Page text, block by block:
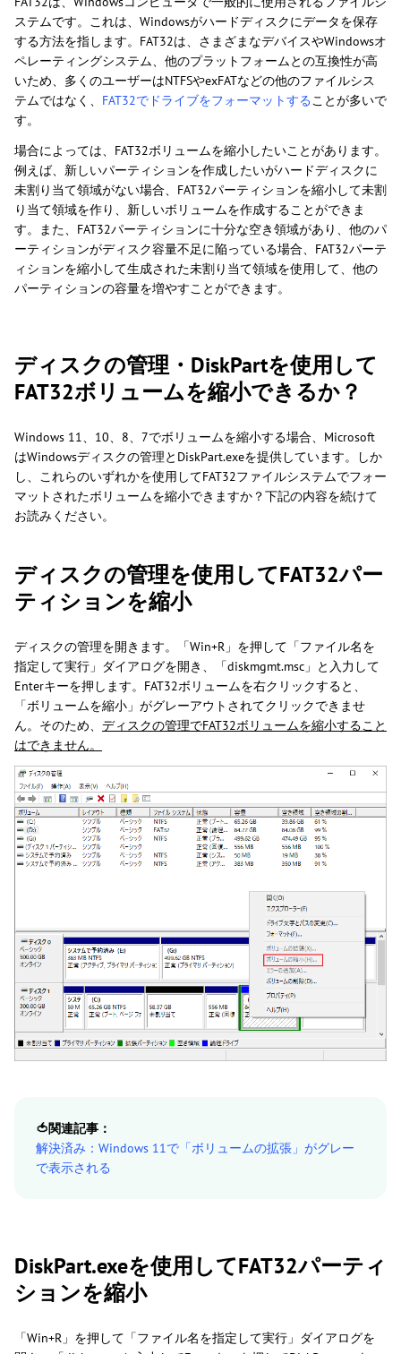
ステムです。これは、Windowsがハードディスクにデータを保存
する方法を指します。FAT32は、さまざまなデバイスやWindowsオ
ペレーティングシステム、他のプラットフォームとの互換性が高
いため、多くのユーザーはNTFSやexFATなどの他のファイルシス
テムではなく、 FAT32でドライブをフォーマットすることが多いで
す。
場合によっては、FAT32ボリュームを縮小したいことがあります。
例えば、新しいパーティションを作成したいがハードディスクに
未割り当て領域がない場合、FAT32パーティションを縮小して未割
り当て領域を作り、新しいボリュームを作成することができま
す。また、FAT32パーティションに十分な空き領域があり、他のパ
ーティションがディスク容量不足に陥っている場合、FAT32パーテ
ィションを縮小して生成された未割り当て領域を使用して、他の
パーティションの容量を増やすことができます。
ディスクの管理・DiskPartを使用して
FAT32ボリュームを縮小できるか？
Windows 11、10、8、7でボリュームを縮小する場合、Microsoft
はWindowsディスクの管理とDiskPart.exeを提供しています。しか
し、これらのいずれかを使用してFAT32ファイルシステムでフォー
マットされたボリュームを縮小できますか？下記の内容を続けて
お読みください。
ディスクの管理を使用してFAT32パー
ティションを縮小
ディスクの管理を開きます。「Win+R」を押して「ファイル名を
指定して実行」ダイアログを開き、「diskmgmt.msc」と入力して
Enterキーを押します。FAT32ボリュームを右クリックすると、
「ボリュームを縮小」がグレーアウトされてクリックできませ
ん。そのため、 ディスクの管理でFAT32ボリュームを縮小すること
はできません。
🍅関連記事：
解決済み：Windows 11で「ボリュームの拡張」がグレー
で表示される
DiskPart.exeを使用してFAT32パーティ
ションを縮小
「Win+R」を押して「ファイル名を指定して実行」ダイアログを